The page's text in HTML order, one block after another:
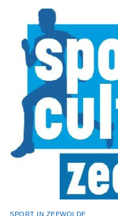
SPORT IN ZEEWOLDE